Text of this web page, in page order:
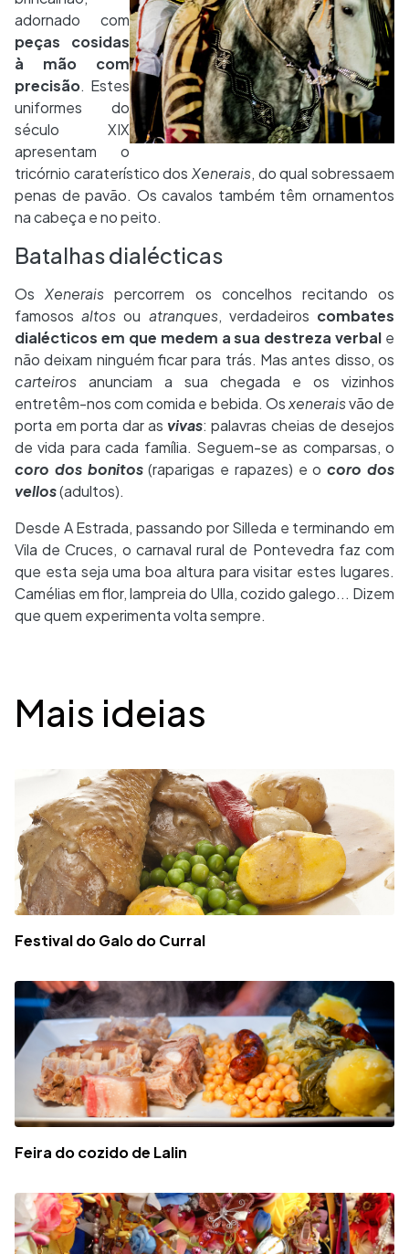
adornado com
peças cosidas
à mão com
precisão. Estes
uniformes do
século XIX
apresentam o
tricórnio caraterístico dosXenerais, do qual sobressaem
penas de pavão. Os cavalos também têm ornamentos
na cabeça e no peito.
Batalhas dialécticas
OsXeneraispercorrem os concelhos recitando os
famososaltosou atranques, verdadeiros combates
dialécticos em que medem a sua destreza verbal e
não deixam ninguém ficar para trás. Mas antes disso, os
carteiros anunciam a sua chegada e os vizinhos
entretêm-nos com comida e bebida. Osxeneraisvão de
porta em porta dar as vivas: palavras cheias de desejos
de vida para cada família. Seguem-se as comparsas, o
coro dos bonitos(raparigas e rapazes) e ocoro dos
vellos(adultos).
Desde A Estrada, passando por Silleda e terminando em
Vila de Cruces, o carnaval rural de Pontevedra faz com
que esta seja uma boa altura para visitar estes lugares.
Camélias em flor, lampreia do Ulla, cozido galego... Dizem
que quem experimenta volta sempre.
Desplegable
Mais ideias
Festival do Galo do Curral
Feira do cozido de Lalin